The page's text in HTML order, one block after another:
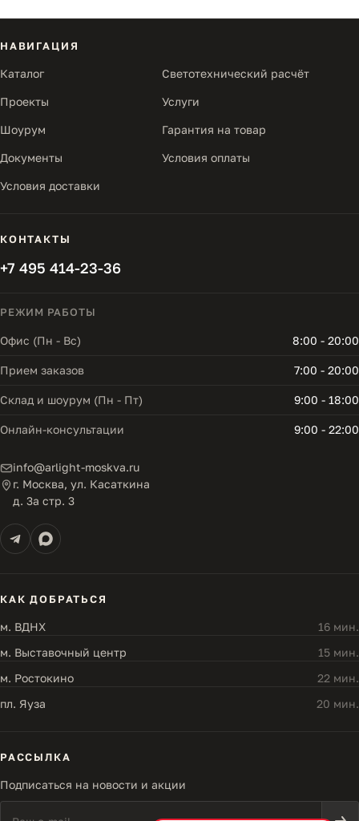
НАВИГАЦИЯ
Каталог Светотехнический расчёт
Проекты Услуги
Шоурум Гарантия на товар
Документы Условия оплаты
Условия доставки
КОНТАКТЫ
+7 495 414-23-36
РЕЖИМ РАБОТЫ
Офис (Пн - Вс) 8:00 - 20:00
Прием заказов 7:00 - 20:00
Склад и шоурум (Пн - Пт) 9:00 - 18:00
Онлайн-консультации 9:00 - 22:00
info@arlight-moskva.ru
г. Москва, ул. Касаткина
д. 3а стр. 3
КАК ДОБРАТЬСЯ
м. ВДНХ
16 мин.
м. Выставочный центр
15 мин.
м. Ростокино
22 мин.
пл. Яуза
20 мин.
РАССЫЛКА
Подписаться на новости и акции